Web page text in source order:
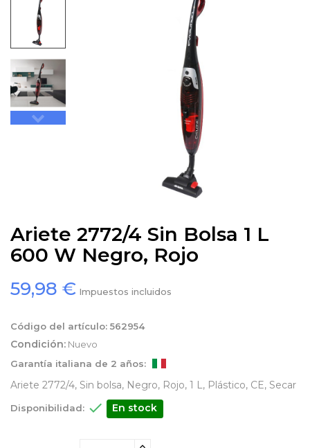
Ariete 2772/4 Sin Bolsa 1 L
600 W Negro, Rojo
59,98 € Impuestos incluidos
Código del artículo: 562954
Condición: Nuevo
Garantía italiana de 2 años:
Ariete 2772/4, Sin bolsa, Negro, Rojo, 1 L, Plástico, CE, Secar
Disponibilidad:  En stock